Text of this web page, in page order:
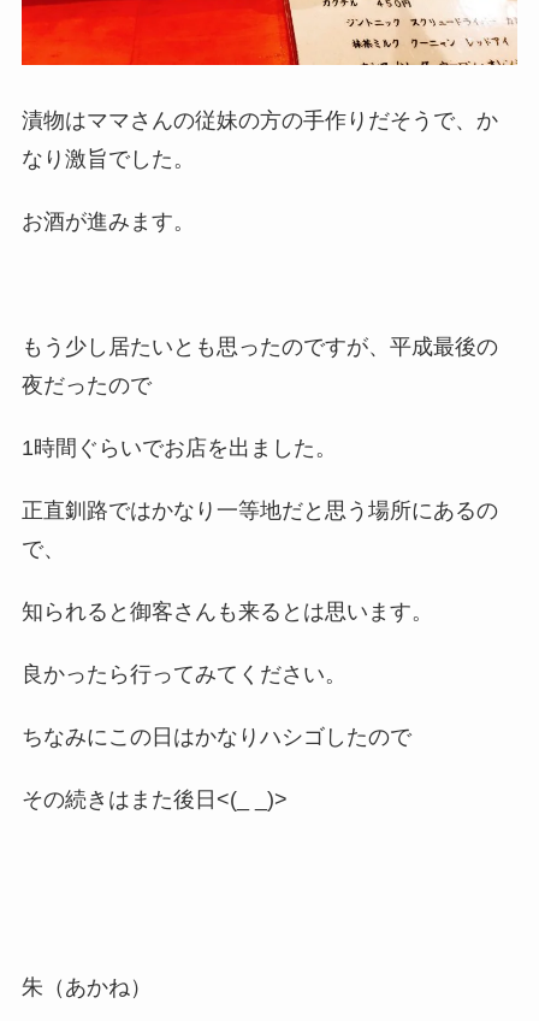
漬物はママさんの従妹の方の手作りだそうで、か
なり激旨でした。
お酒が進みます。
もう少し居たいとも思ったのですが、平成最後の
夜だったので
1時間ぐらいでお店を出ました。
正直釧路ではかなり一等地だと思う場所にあるの
で、
知られると御客さんも来るとは思います。
良かったら行ってみてください。
ちなみにこの日はかなりハシゴしたので
その続きはまた後日<(_ _)>
朱（あかね）